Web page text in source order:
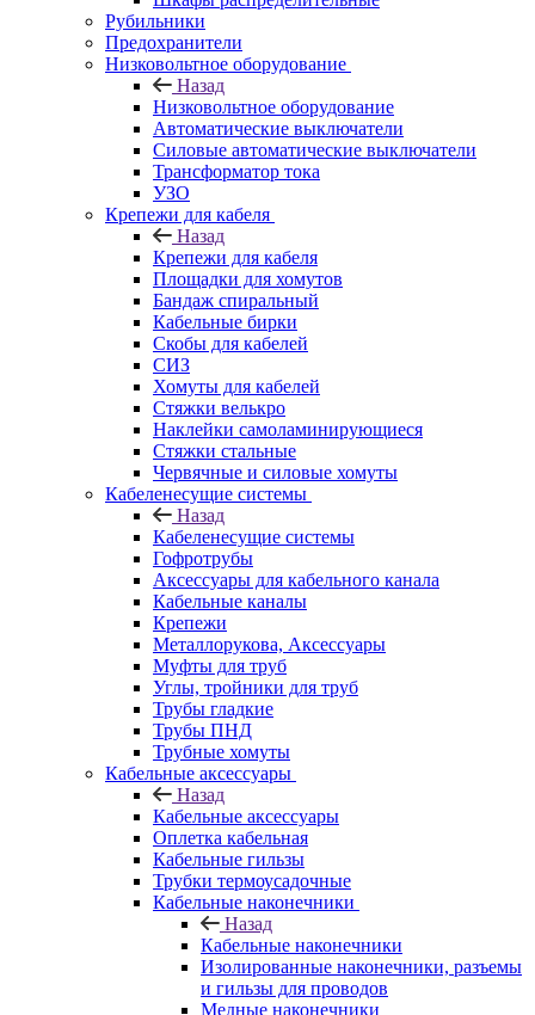
Рубильники
Предохранители
Низковольтное оборудование
Назад
Низковольтное оборудование
Автоматические выключатели
Силовые автоматические выключатели
Трансформатор тока
УЗО
Крепежи для кабеля
Назад
Крепежи для кабеля
Площадки для хомутов
Бандаж спиральный
Кабельные бирки
Cкобы для кабелей
СИЗ
Хомуты для кабелей
Стяжки велькро
Наклейки самоламинирующиеся
Стяжки стальные
Червячные и силовые хомуты
Кабеленесущие системы
Назад
Кабеленесущие системы
Гофротрубы
Аксессуары для кабельного канала
Кабельные каналы
Крепежи
Металлорукова, Аксессуары
Муфты для труб
Углы, тройники для труб
Трубы гладкие
Трубы ПНД
Трубные хомуты
Кабельные аксессуары
Назад
Кабельные аксессуары
Оплетка кабельная
Кабельные гильзы
Трубки термоусадочные
Кабельные наконечники
Назад
Кабельные наконечники
Изолированные наконечники, разъемы
и гильзы для проводов
Медные наконечники